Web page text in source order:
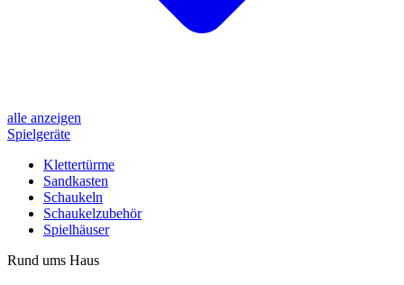
alle anzeigen
Spielgeräte
Klettertürme
Sandkasten
Schaukeln
Schaukelzubehör
Spielhäuser
Rund ums Haus